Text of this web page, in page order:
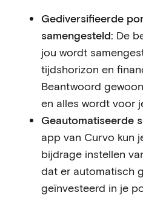
Gediversifieerde
samengesteld: De
jou wordt
tijdshorizon en
Beantwoord
en alles wordt voor
Geautomatiseerde
app van Curvo kun
bijdrage instellen
dat er automatisch
geïnvesteerd in je